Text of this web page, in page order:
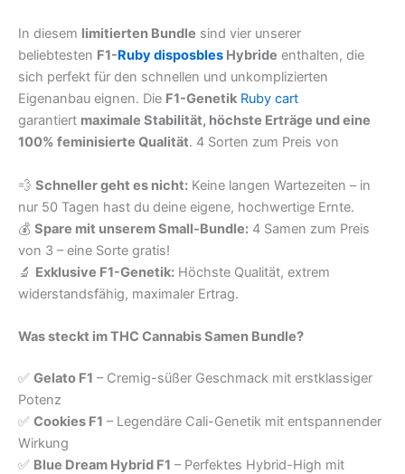
In diesem limitierten Bundle sind vier unserer
beliebtesten F1-Ruby disposbles Hybride enthalten, die
sich perfekt für den schnellen und unkomplizierten
Eigenanbau eignen. Die F1-Genetik Ruby cart
garantiert maximale Stabilität, höchste Erträge und eine
100% feminisierte Qualität. 4 Sorten zum Preis von
💨 Schneller geht es nicht: Keine langen Wartezeiten – in
nur 50 Tagen hast du deine eigene, hochwertige Ernte.
💰 Spare mit unserem Small-Bundle: 4 Samen zum Preis
von 3 – eine Sorte gratis!
🔬 Exklusive F1-Genetik: Höchste Qualität, extrem
widerstandsfähig, maximaler Ertrag.
Was steckt im THC Cannabis Samen Bundle?
✅ Gelato F1 – Cremig-süßer Geschmack mit erstklassiger
Potenz
✅ Cookies F1 – Legendäre Cali-Genetik mit entspannender
Wirkung
✅ Blue Dream Hybrid F1 – Perfektes Hybrid-High mit